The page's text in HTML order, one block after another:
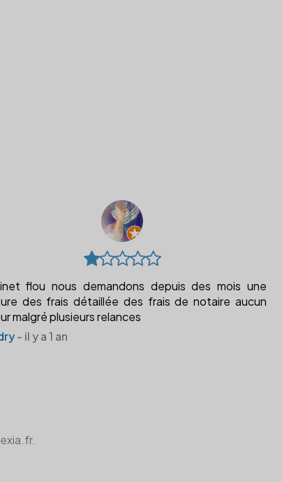
flou nous demandons depuis des mois une
des frais détaillée des frais de notaire aucun
malgré plusieurs relances
- il y a 1 an